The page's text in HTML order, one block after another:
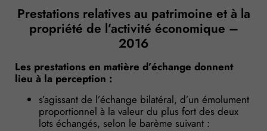
Prestations relatives au patrimoine et à la
propriété de l’activité économique –
2016
Les prestations en matière d’échange donnent
lieu à la perception :
s’agissant de l’échange bilatéral, d’un émolument
proportionnel à la valeur du plus fort des deux
lots échangés, selon le barème suivant :